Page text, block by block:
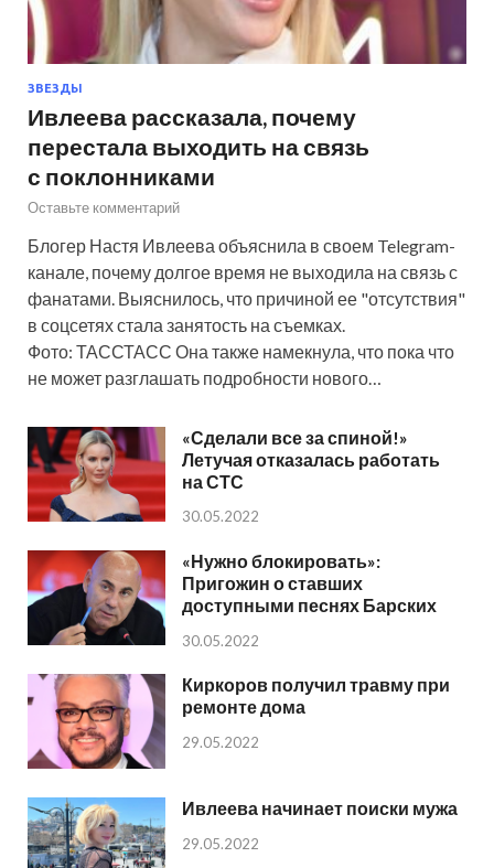
ЗВЕЗДЫ
Ивлеева рассказала, почему
перестала выходить на связь
с поклонниками
Оставьте комментарий
Блогер Настя Ивлеева объяснила в своем Telegram-
канале, почему долгое время не выходила на связь с
фанатами. Выяснилось, что причиной ее "отсутствия"
в соцсетях стала занятость на съемках.
Фото: ТАССТАСС Она также намекнула, что пока что
не может разглашать подробности нового…
«Сделали все за спиной!»
Летучая отказалась работать
на СТС
30.05.2022
«Нужно блокировать»:
Пригожин о ставших
доступными песнях Барских
30.05.2022
Киркоров получил травму при
ремонте дома
29.05.2022
Ивлеева начинает поиски мужа
29.05.2022